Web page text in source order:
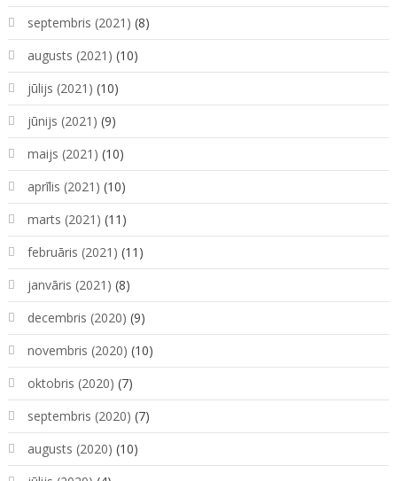
septembris (2021) (8)
augusts (2021) (10)
jūlijs (2021) (10)
jūnijs (2021) (9)
maijs (2021) (10)
aprīlis (2021) (10)
marts (2021) (11)
februāris (2021) (11)
janvāris (2021) (8)
decembris (2020) (9)
novembris (2020) (10)
oktobris (2020) (7)
septembris (2020) (7)
augusts (2020) (10)